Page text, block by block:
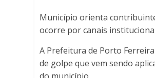
-
Porto
Ferreira
Município orienta
ocorre por canais
A Prefeitura de Porto
de golpe que vem sendo